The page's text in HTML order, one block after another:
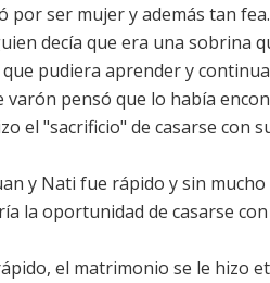
por ser mujer y además tan
decía que era una sobrina
pudiera aprender y
varón pensó que lo había
el "sacrificio" de casarse con
y Nati fue rápido y sin
la oportunidad de casarse
el matrimonio se le hizo